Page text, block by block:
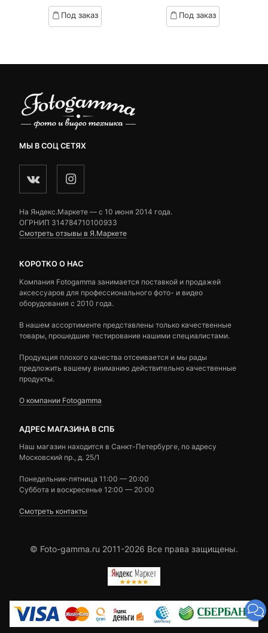
based
on
цена
составляла
цена:
2,790 ₽.
Под заказ
based
onПод заказ
МЫ В СОЦ СЕТЯХ
На Яндекс.Маркете — c 10 июня 2014 года.
ОГРНИП 314784710100933
Смотреть отзывы в Я.Маркете
КОРОТКО О НАС
Компания Fotogamma занимается поставкой и продажей
аксессуаров для профессионального фото- и видео
оборудования с 2010 года.
В нашем ассортименте представлены только качественные
товары, прошедшие тестирование нашими специалистами.
Продукция плохого качества отсеивается и мы рады
предложить вашему вниманию действительно качественные
продукты.
О компании Fotogamma
АДРЕС МАГАЗИНА В СПБ
Наш магазин находится в Санкт-Петербурге, по адресу
Московский пр., д. 25/1
Понедельник-пятница 11:00 — 20:00
Суббота и воскресенье 12:00 — 20:00
Смотреть контакты
© Foto-gamma.ru 2011-2026 Все права защищены.